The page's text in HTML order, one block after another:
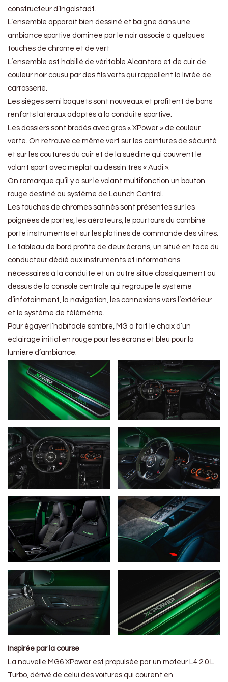
constructeur d’Ingolstadt.
L’ensemble apparait bien dessiné et baigne dans une
ambiance sportive dominée par le noir associé à quelques
touches de chrome et de vert
L’ensemble est habillé de véritable Alcantara et de cuir de
couleur noir cousu par des fils verts qui rappellent la livrée de
carrosserie.
Les sièges semi baquets sont nouveaux et profitent de bons
renforts latéraux adaptés à la conduite sportive.
Les dossiers sont brodés avec gros « XPower » de couleur
verte. On retrouve ce même vert sur les ceintures de sécurité
et sur les coutures du cuir et de la suédine qui couvrent le
volant sport avec méplat au dessin très « Audi ».
On remarque qu’il y a sur le volant multifonction un bouton
rouge destiné au système de Launch Control.
Les touches de chromes satinés sont présentes sur les
poignées de portes, les aérateurs, le pourtours du combiné
porte instruments et sur les platines de commande des vitres.
Le tableau de bord profite de deux écrans, un situé en face du
conducteur dédié aux instruments et informations
nécessaires à la conduite et un autre situé classiquement au
dessus de la console centrale qui regroupe le système
d’infotainment, la navigation, les connexions vers l’extérieur
et le système de télémétrie.
Pour égayer l’habitacle sombre, MG a fait le choix d’un
éclairage initial en rouge pour les écrans et bleu pour la
lumière d’ambiance.
Inspirée par la course
La nouvelle MG6 XPower est propulsée par un moteur L4 2.0 L
Turbo, dérivé de celui des voitures qui courent en